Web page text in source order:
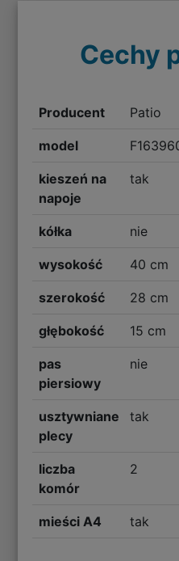
Cechy
Producent Patio
model
kieszeń na
napoje
tak
kółka nie
wysokość 40 cm
szerokość 28 cm
głębokość 15 cm
pas
piersiowy
nie
usztywniane
plecy
tak
liczba
komór
2
mieści A4 tak